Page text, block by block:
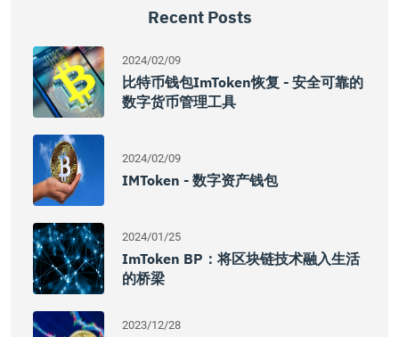
Recent Posts
2024/02/09
比特币钱包imToken恢复 - 安全可靠的
数字货币管理工具
2024/02/09
IMToken - 数字资产钱包
2024/01/25
ImToken BP：将区块链技术融入生活
的桥梁
2023/12/28